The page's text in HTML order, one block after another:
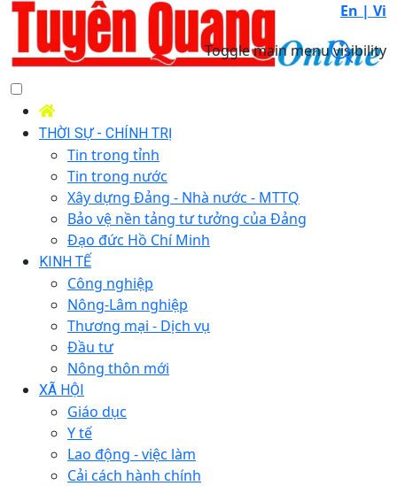
En | Vi
Toggle main menu visibility
THỜI SỰ - CHÍNH TRỊ
Tin trong tỉnh
Tin trong nước
Xây dựng Đảng - Nhà nước - MTTQ
Bảo vệ nền tảng tư tưởng của Đảng
Đạo đức Hồ Chí Minh
KINH TẾ
Công nghiệp
Nông-Lâm nghiệp
Thương mại - Dịch vụ
Đầu tư
Nông thôn mới
XÃ HỘI
Giáo dục
Y tế
Lao động - việc làm
Cải cách hành chính